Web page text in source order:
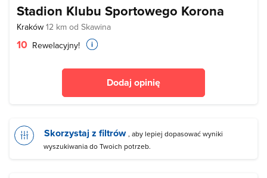
Stadion Klubu Sportowego Korona
Kraków 12 km od Skawina
10 Rewelacyjny!
Dodaj opinię
Skorzystaj z filtrów , aby lepiej dopasować wyniki
wyszukiwania do Twoich potrzeb.